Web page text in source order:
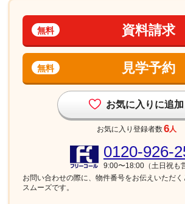
資料請求
無料
見学予約
無料
お気に入りに追加
お気に入り登録者数6人
0120-926-
9:00〜18:00（土日祝も
お問い合わせの際に、物件番号をお伝えいただく
スムーズです。